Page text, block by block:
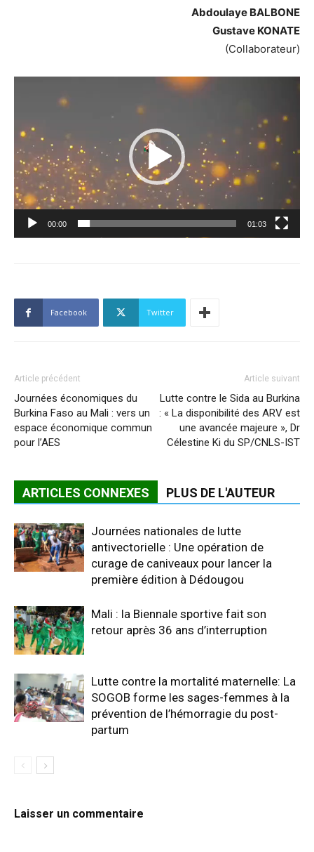
Abdoulaye BALBONE
Gustave KONATE
(Collaborateur)
Lecteur
00:00 01:03
Facebook Twitter
Article précédent
Journées économiques du
Burkina Faso au Mali : vers un
espace économique commun
pour l’AES
Article suivant
Lutte contre le Sida au Burkina
: « La disponibilité des ARV est
une avancée majeure », Dr
Célestine Ki du SP/CNLS-IST
ARTICLES CONNEXES PLUS DE L'AUTEUR
Journées nationales de lutte
antivectorielle : Une opération de
curage de caniveaux pour lancer la
première édition à Dédougou
Mali : la Biennale sportive fait son
retour après 36 ans d’interruption
Lutte contre la mortalité maternelle: La
SOGOB forme les sages-femmes à la
prévention de l’hémorragie du post-
partum
Laisser un commentaire